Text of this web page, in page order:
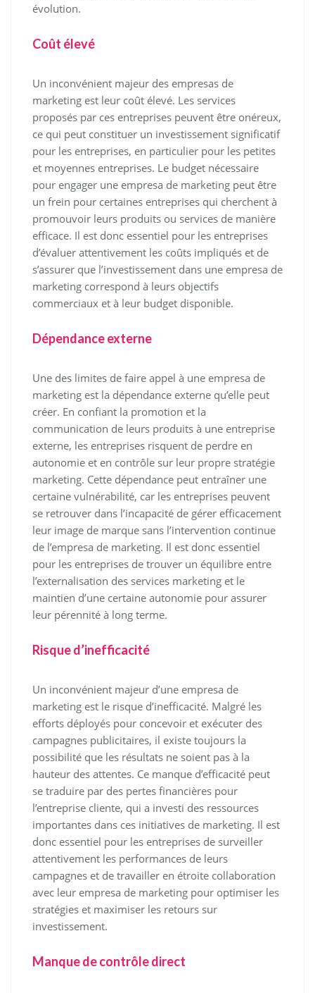
évolution.
Coût élevé
Un inconvénient majeur des empresas de
marketing est leur coût élevé. Les services
proposés par ces entreprises peuvent être onéreux,
ce qui peut constituer un investissement significatif
pour les entreprises, en particulier pour les petites
et moyennes entreprises. Le budget nécessaire
pour engager une empresa de marketing peut être
un frein pour certaines entreprises qui cherchent à
promouvoir leurs produits ou services de manière
efficace. Il est donc essentiel pour les entreprises
d’évaluer attentivement les coûts impliqués et de
s’assurer que l’investissement dans une empresa de
marketing correspond à leurs objectifs
commerciaux et à leur budget disponible.
Dépendance externe
Une des limites de faire appel à une empresa de
marketing est la dépendance externe qu’elle peut
créer. En confiant la promotion et la
communication de leurs produits à une entreprise
externe, les entreprises risquent de perdre en
autonomie et en contrôle sur leur propre stratégie
marketing. Cette dépendance peut entraîner une
certaine vulnérabilité, car les entreprises peuvent
se retrouver dans l’incapacité de gérer efficacement
leur image de marque sans l’intervention continue
de l’empresa de marketing. Il est donc essentiel
pour les entreprises de trouver un équilibre entre
l’externalisation des services marketing et le
maintien d’une certaine autonomie pour assurer
leur pérennité à long terme.
Risque d’inefficacité
Un inconvénient majeur d’une empresa de
marketing est le risque d’inefficacité. Malgré les
efforts déployés pour concevoir et exécuter des
campagnes publicitaires, il existe toujours la
possibilité que les résultats ne soient pas à la
hauteur des attentes. Ce manque d’efficacité peut
se traduire par des pertes financières pour
l’entreprise cliente, qui a investi des ressources
importantes dans ces initiatives de marketing. Il est
donc essentiel pour les entreprises de surveiller
attentivement les performances de leurs
campagnes et de travailler en étroite collaboration
avec leur empresa de marketing pour optimiser les
stratégies et maximiser les retours sur
investissement.
Manque de contrôle direct